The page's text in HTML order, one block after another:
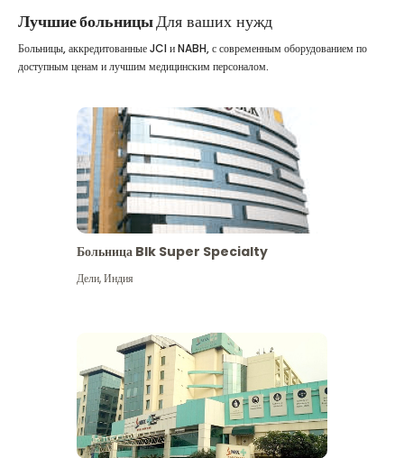
Лучшие больницыДля ваших нужд
Больницы, аккредитованные JCI и NABH, с современным оборудованием по
доступным ценам и лучшим медицинским персоналом.
Больница Blk Super Specialty
Дели,Индия